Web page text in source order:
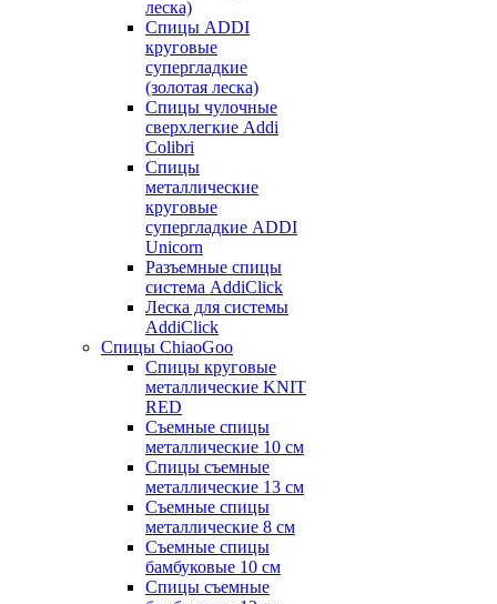
леска)
Спицы ADDI
круговые
супергладкие
(золотая леска)
Спицы чулочные
сверхлегкие Addi
Colibri
Спицы
металлические
круговые
супергладкие ADDI
Unicorn
Разъемные спицы
система AddiClick
Леска для системы
AddiClick
Спицы ChiaoGoo
Спицы круговые
металлические KNIT
RED
Съемные спицы
металлические 10 см
Спицы съемные
металлические 13 см
Съемные спицы
металлические 8 см
Съемные спицы
бамбуковые 10 см
Спицы съемные